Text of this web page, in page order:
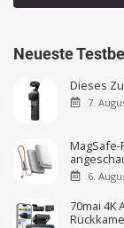
Neueste
Dieses
7.
MagSafe-
6.
70mai 4K